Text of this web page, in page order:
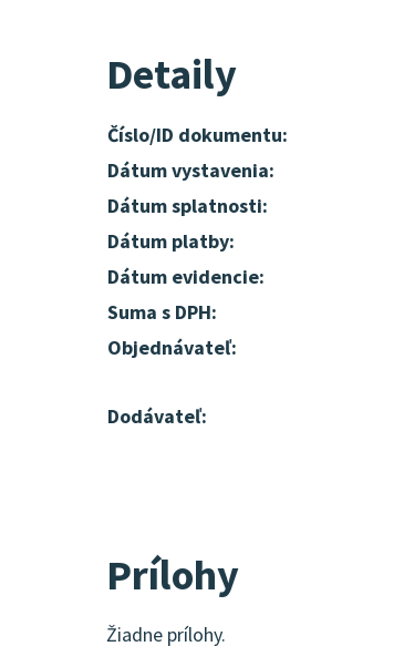
Detaily
Číslo/ID dokumentu:
Dátum vystavenia:
Dátum splatnosti:
Dátum platby:
Dátum evidencie:
Suma s DPH:
Objednávateľ:
Dodávateľ:
Prílohy
Žiadne prílohy.